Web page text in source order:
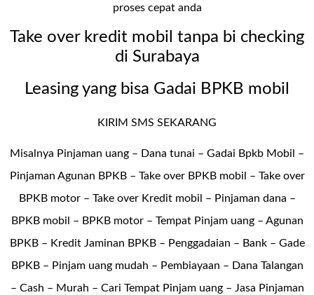
proses cepat anda
Take over kredit mobil tanpa bi checking
di Surabaya
Leasing yang bisa Gadai BPKB mobil
KIRIM SMS SEKARANG
Misalnya Pinjaman uang – Dana tunai – Gadai Bpkb Mobil
–
Pinjaman Agunan BPKB – Take over BPKB mobil – Take over
BPKB motor – Take over Kredit mobil – Pinjaman dana –
BPKB mobil – BPKB motor – Tempat Pinjam uang – Agunan
BPKB – Kredit Jaminan BPKB – Penggadaian – Bank – Gade
BPKB – Pinjam uang mudah – Pembiayaan – Dana Talangan
– Cash – Murah – Cari Tempat Pinjam uang – Jasa Pinjaman